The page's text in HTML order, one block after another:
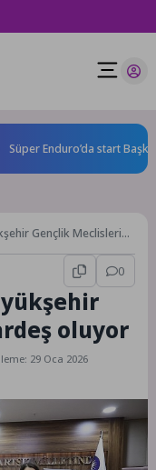
Enduro’da start Başkan
Gençlik Meclisleri
0
oluyor
29 Oca 2026